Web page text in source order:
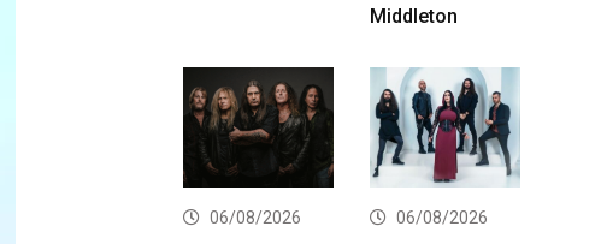
Middleton
06/08/2026 06/08/2026